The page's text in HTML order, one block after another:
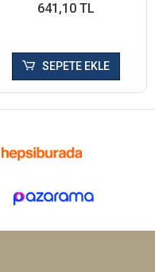
641,10 TL
SEPETE EKLE